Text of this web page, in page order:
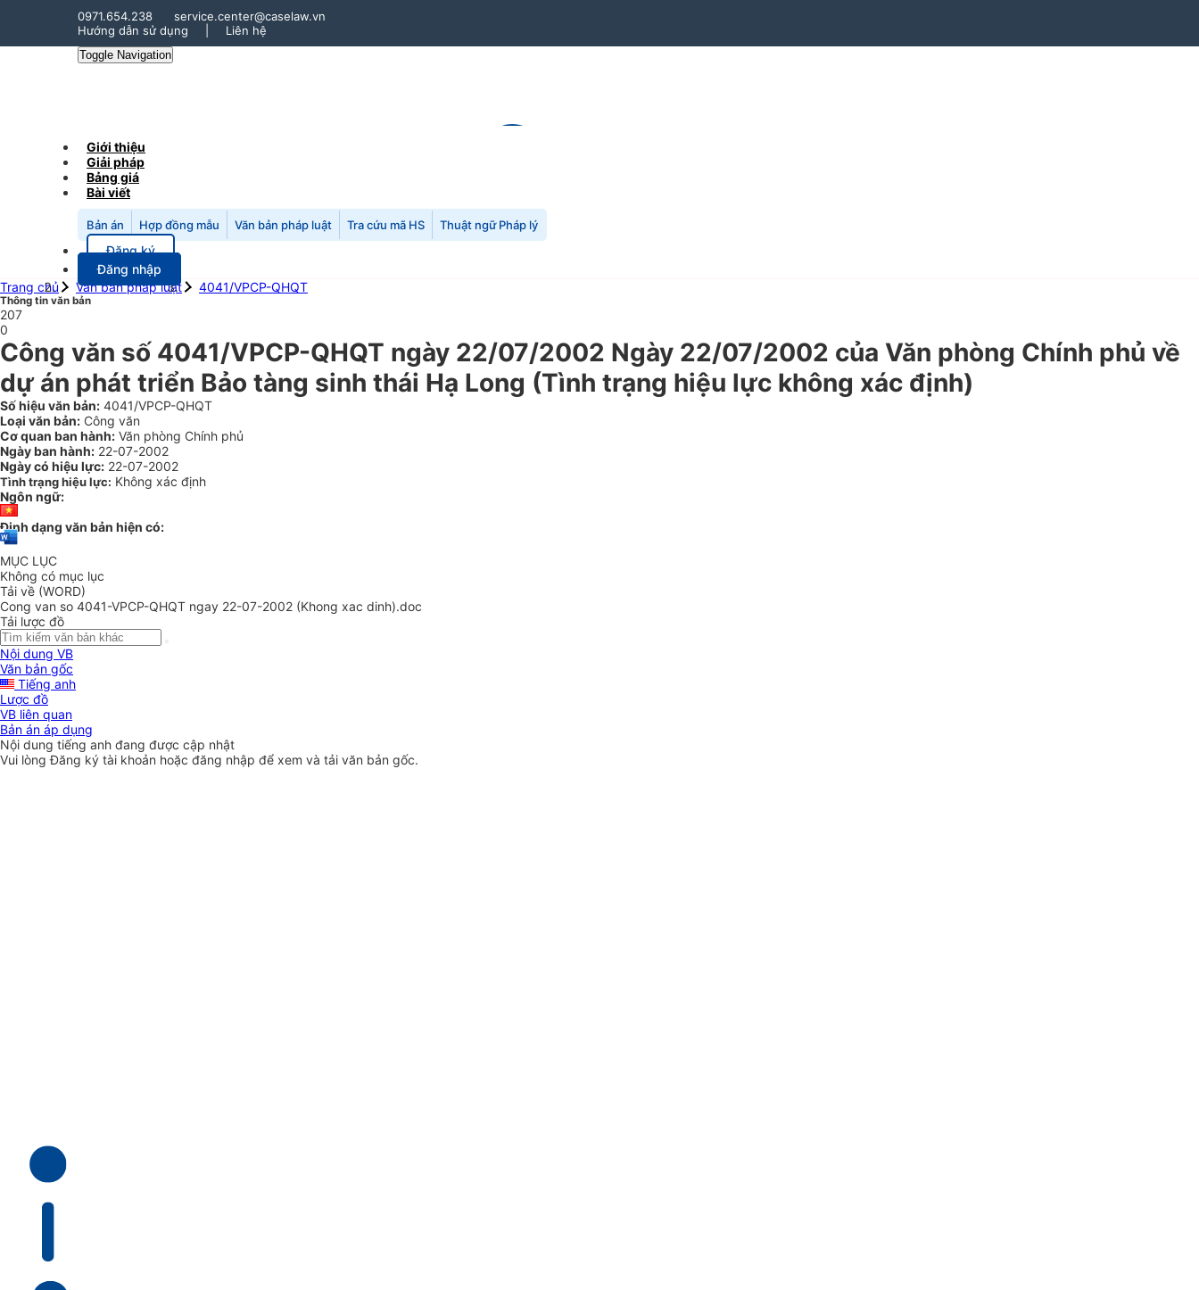
0971.654.238
service.center@caselaw.vn
Hướng dẫn sử dụng
Liên hệ
Toggle Navigation
Giới thiệu
Giải pháp
Bảng giá
Bài viết
Bản án Hợp đồng mẫu Văn bản pháp luật Tra cứu mã HS Thuật ngữ Pháp lý
Đăng ký
Đăng nhập
Trang chủ
Văn bản pháp luật 4041/VPCP-QHQT
Thông tin văn bản
207
0
Công văn số 4041/VPCP-QHQT ngày 22/07/2002 Ngày 22/07/2002 của Văn phòng Chính phủ về
dự án phát triển Bảo tàng sinh thái Hạ Long (Tình trạng hiệu lực không xác định)
Số hiệu văn bản: 4041/VPCP-QHQT
Loại văn bản: Công văn
Cơ quan ban hành: Văn phòng Chính phủ
Ngày ban hành: 22-07-2002
Ngày có hiệu lực: 22-07-2002
Tình trạng hiệu lực: Không xác định
Ngôn ngữ:
Định dạng văn bản hiện có:
MỤC LỤC
Không có mục lục
Tải về (WORD)
Cong van so 4041-VPCP-QHQT ngay 22-07-2002 (Khong xac dinh).doc
Tải lược đồ
Nội dung VB
Văn bản gốc
Tiếng anh
Lược đồ
VB liên quan
Bản án áp dụng
Nội dung tiếng anh đang được cập nhật
Vui lòngĐăng ký tài khoản hoặc đăng nhập để xem và tải văn bản gốc.